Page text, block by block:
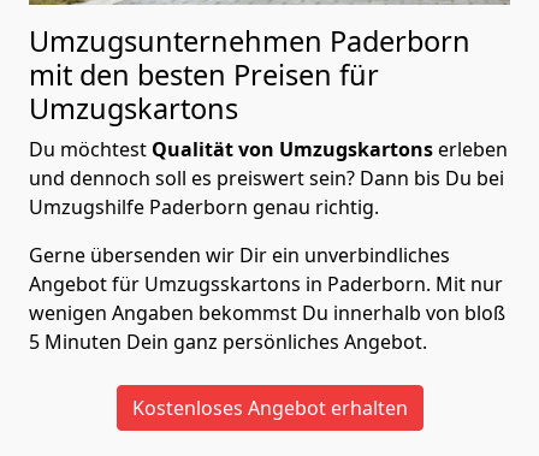
Umzugsunternehmen Paderborn
mit den besten Preisen für
Umzugskartons
Du möchtest Qualität von Umzugskartonserleben
und dennoch soll es preiswert sein? Dann bis Du bei
Umzugshilfe Paderborn genau richtig.
Gerne übersenden wir Dir ein unverbindliches
Angebot für Umzugsskartons in Paderborn. Mit nur
wenigen Angaben bekommst Du innerhalb von bloß
5 Minuten Dein ganz persönliches Angebot.
Kostenloses Angebot erhalten